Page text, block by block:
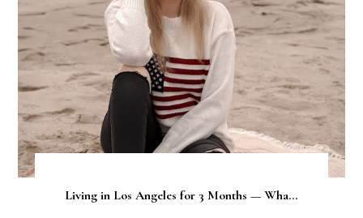
Living in Los Angeles for 3 Months — Wha...